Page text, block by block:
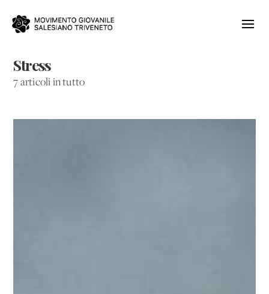
Stress
7 articoli in tutto